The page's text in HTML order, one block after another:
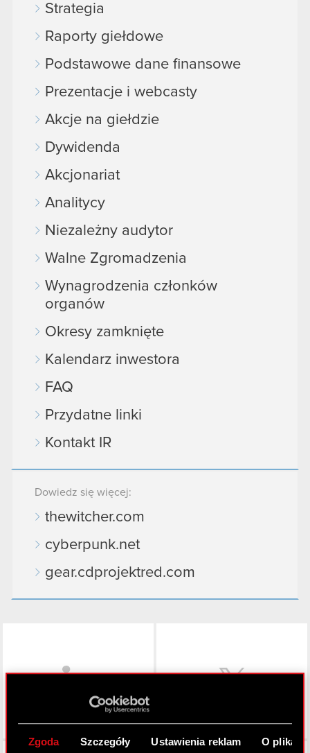
Zgoda Szczegóły Ustawienia reklam O
Strategia
Raporty giełdowe
Podstawowe dane finansowe
Prezentacje i webcasty
Akcje na giełdzie
Dywidenda
Akcjonariat
Analitycy
Niezależny audytor
Walne Zgromadzenia
Wynagrodzenia członków
organów
Okresy zamknięte
Kalendarz inwestora
FAQ
Przydatne linki
Kontakt IR
Dowiedz się więcej:
thewitcher.com
cyberpunk.net
gear.cdprojektred.com